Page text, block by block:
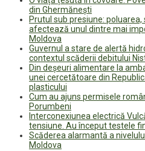
din Ghermănești
Prutul sub presiune:
afectează unul dintre mai
Moldova
Guvernul a stare de alertă
contextul scăderii debitului
Din deșeuri alimentare la
unei cercetătoare din
plasticului
Cum au ajuns permisele
Porumbeni
Interconexiunea electrică
tensiune. Au început testele
Scăderea alarmantă a
Moldova